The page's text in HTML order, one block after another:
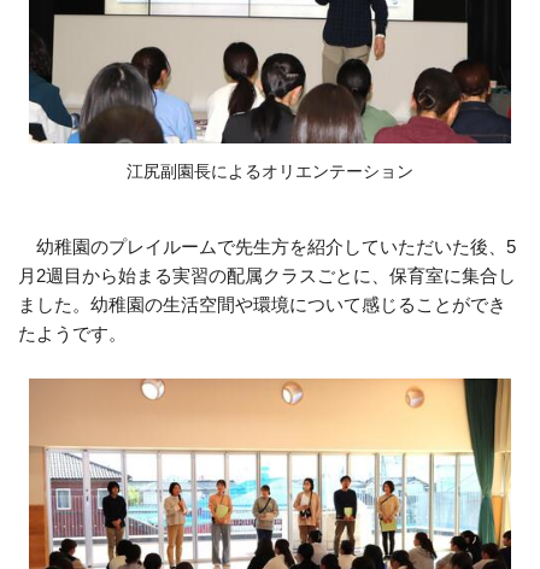
江尻副園長によるオリエンテーション
幼稚園のプレイルームで先生方を紹介していただいた後、5
月2週目から始まる実習の配属クラスごとに、保育室に集合し
ました。幼稚園の生活空間や環境について感じることができ
たようです。